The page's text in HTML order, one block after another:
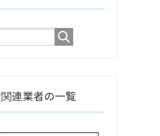
関連業者の一覧